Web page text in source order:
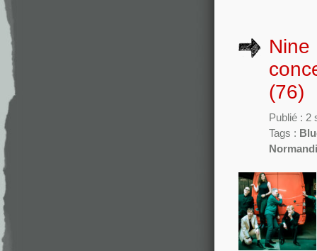
Nine
(76)
Publié : 2
Tags :